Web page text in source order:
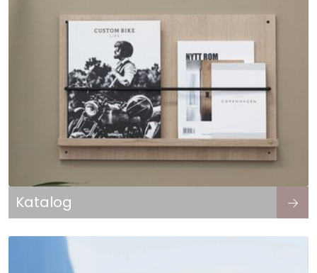
Katalog